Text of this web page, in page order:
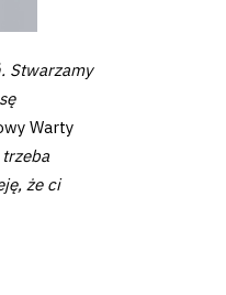
Stwarzamy
Warty
że ci